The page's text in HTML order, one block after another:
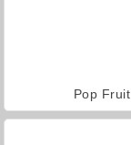
Pop Fruit